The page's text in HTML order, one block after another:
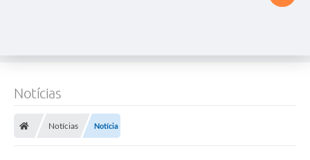
Notícias
Notícias Notícia